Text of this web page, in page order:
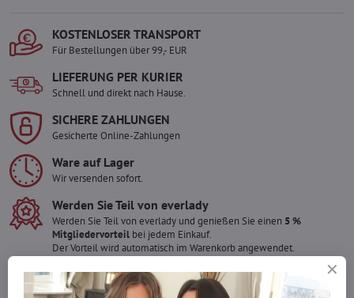
KOSTENLOSER TRANSPORT
Für Bestellungen über 99,- EUR
LIEFERUNG PER KURIER
Schnell und direkt nach Hause.
SICHERE ZAHLUNGEN
Gesicherte Online-Zahlungen
Ware auf Lager
Wir versenden sofort.
Werden Sie Teil von everlady
Werden Sie Teil von everlady und genießen Sie einen 5 %
Mitgliedervorteil bei jedem Einkauf.
Der Vorteil wird automatisch im Warenkorb angewendet.
Möchten Sie mehr bestellen ?